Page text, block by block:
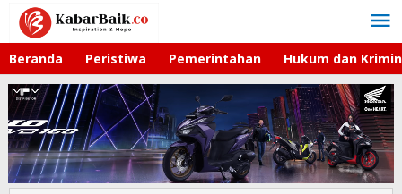
Lewati
konten
Beranda Peristiwa Pemerintahan Hukum dan